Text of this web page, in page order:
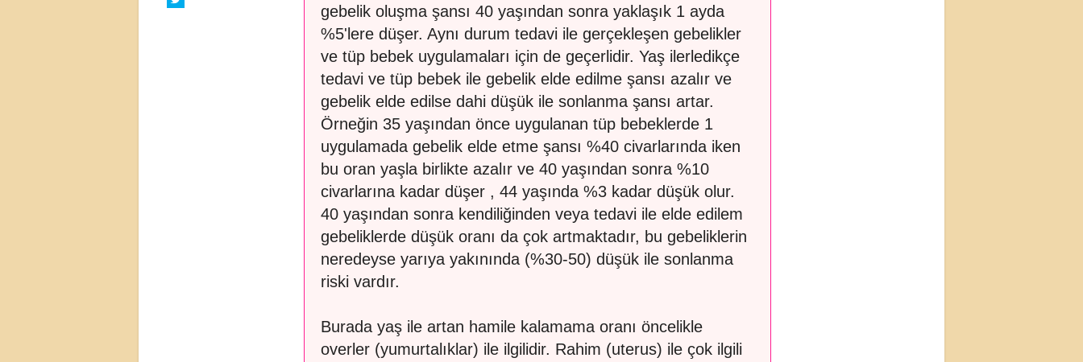
gebelik oluşma şansı 40 yaşından sonra yaklaşık 1 ayda
%5'lere düşer. Aynı durum tedavi ile gerçekleşen gebelikler
ve tüp bebek uygulamaları için de geçerlidir. Yaş ilerledikçe
tedavi ve tüp bebek ile gebelik elde edilme şansı azalır ve
gebelik elde edilse dahi düşük ile sonlanma şansı artar.
Örneğin 35 yaşından önce uygulanan tüp bebeklerde 1
uygulamada gebelik elde etme şansı %40 civarlarında iken
bu oran yaşla birlikte azalır ve 40 yaşından sonra %10
civarlarına kadar düşer , 44 yaşında %3 kadar düşük olur.
40 yaşından sonra kendiliğinden veya tedavi ile elde edilem
gebeliklerde düşük oranı da çok artmaktadır, bu gebeliklerin
neredeyse yarıya yakınında (%30-50) düşük ile sonlanma
riski vardır.
Burada yaş ile artan hamile kalamama oranı öncelikle
overler (yumurtalıklar) ile ilgilidir. Rahim (uterus) ile çok ilgili